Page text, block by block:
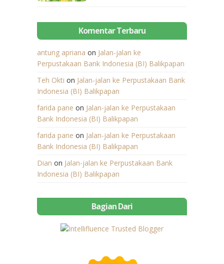
Komentar Terbaru
antung apriana on Jalan-jalan ke
Perpustakaan Bank Indonesia (BI) Balikpapan
Teh Okti on Jalan-jalan ke Perpustakaan Bank
Indonesia (BI) Balikpapan
farida pane on Jalan-jalan ke Perpustakaan
Bank Indonesia (BI) Balikpapan
farida pane on Jalan-jalan ke Perpustakaan
Bank Indonesia (BI) Balikpapan
Dian on Jalan-jalan ke Perpustakaan Bank
Indonesia (BI) Balikpapan
Bagian Dari